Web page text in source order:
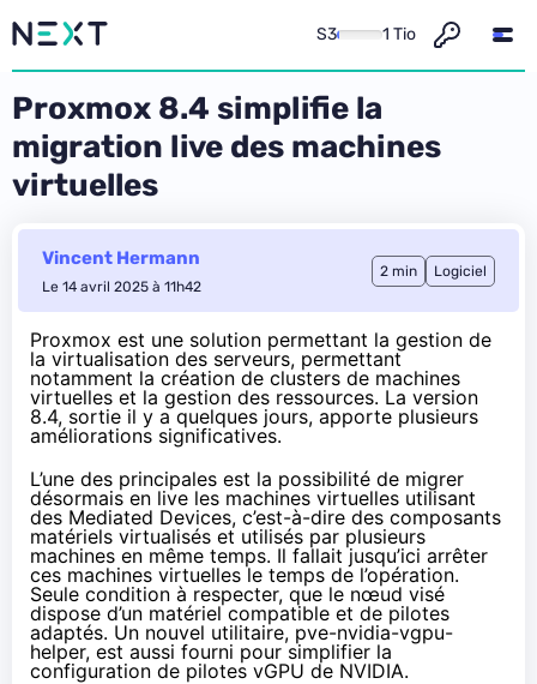
S3 1 Tio
Proxmox 8.4 simplifie la
migration live des machines
virtuelles
Vincent Hermann
Le 14 avril 2025 à 11h42
2 min Logiciel
Proxmox est une solution permettant la gestion de
la virtualisation des serveurs, permettant
notamment la création de clusters de machines
virtuelles et la gestion des ressources. La version
8.4, sortie il y a quelques jours, apporte plusieurs
améliorations significatives.
L’une des principales est la possibilité de migrer
désormais en live les machines virtuelles utilisant
des Mediated Devices, c’est-à-dire des composants
matériels virtualisés et utilisés par plusieurs
machines en même temps. Il fallait jusqu’ici arrêter
ces machines virtuelles le temps de l’opération.
Seule condition à respecter, que le nœud visé
dispose d’un matériel compatible et de pilotes
adaptés. Un nouvel utilitaire, pve-nvidia-vgpu-
helper, est aussi fourni pour simplifier la
configuration de pilotes vGPU de NVIDIA.